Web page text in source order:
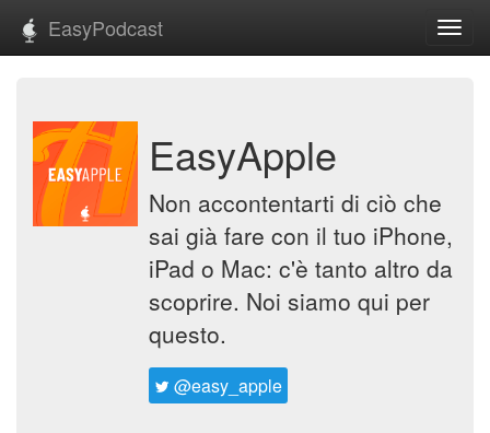
EasyPodcast
EasyApple
Non accontentarti di ciò che
sai già fare con il tuo iPhone,
iPad o Mac: c'è tanto altro da
scoprire. Noi siamo qui per
questo.
@easy_apple